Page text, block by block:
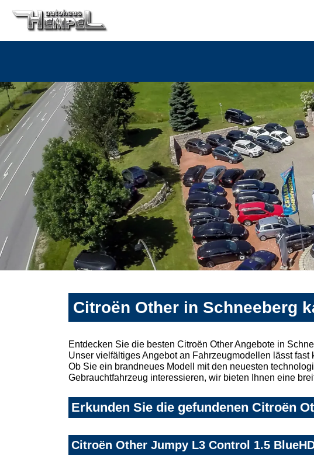
Citroën Other in Schneeberg
Entdecken Sie die besten Citroën Other Angebote in
Unser vielfältiges Angebot an Fahrzeugmodellen lässt fast
Ob Sie ein brandneues Modell mit den neuesten
Gebrauchtfahrzeug interessieren, wir bieten Ihnen eine
Erkunden Sie die gefundenen Citroën
Citroën Other Jumpy L3 Control 1.5